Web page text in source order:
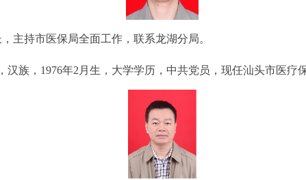
主持市医保局全面工作，联系龙湖分局。
汉族，1976年2月生，大学学历，中共党员，现任汕头市医疗